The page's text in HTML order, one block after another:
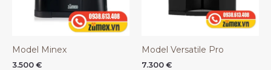
Model Minex
3.500 €
Model Versatile Pro
7.300 €